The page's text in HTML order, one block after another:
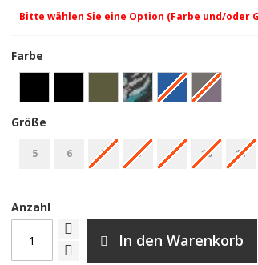
Teva Terra Fi 5 Universal W's Trekkingsandale
Bitte wählen Sie eine Option (Farbe und/oder
Farbe
Größe
5 6 7 8 9 10 11
Anzahl
In den Warenkorb